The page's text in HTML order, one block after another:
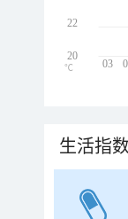
03
22
20
℃
生活指数